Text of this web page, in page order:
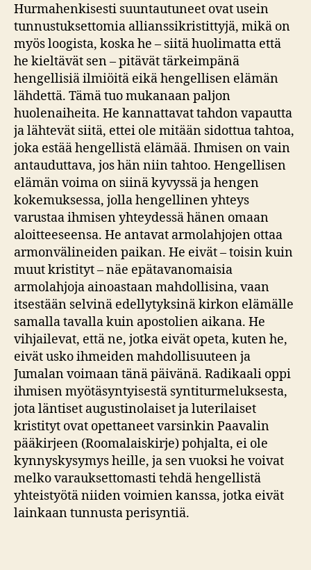
Hurmahenkisesti suuntautuneet ovat usein
tunnustuksettomia allianssikristittyjä, mikä on
myös loogista, koska he – siitä huolimatta että
he kieltävät sen – pitävät tärkeimpänä
hengellisiä ilmiöitä eikä hengellisen elämän
lähdettä. Tämä tuo mukanaan paljon
huolenaiheita. He kannattavat tahdon vapautta
ja lähtevät siitä, ettei ole mitään sidottua tahtoa,
joka estää hengellistä elämää. Ihmisen on vain
antauduttava, jos hän niin tahtoo. Hengellisen
elämän voima on siinä kyvyssä ja hengen
kokemuksessa, jolla hengellinen yhteys
varustaa ihmisen yhteydessä hänen omaan
aloitteeseensa. He antavat armolahjojen ottaa
armonvälineiden paikan. He eivät – toisin kuin
muut kristityt – näe epätavanomaisia
armolahjoja ainoastaan mahdollisina, vaan
itsestään selvinä edellytyksinä kirkon elämälle
samalla tavalla kuin apostolien aikana. He
vihjailevat, että ne, jotka eivät opeta, kuten he,
eivät usko ihmeiden mahdollisuuteen ja
Jumalan voimaan tänä päivänä. Radikaali oppi
ihmisen myötäsyntyisestä syntiturmeluksesta,
jota läntiset augustinolaiset ja luterilaiset
kristityt ovat opettaneet varsinkin Paavalin
pääkirjeen (Roomalaiskirje) pohjalta, ei ole
kynnyskysymys heille, ja sen vuoksi he voivat
melko varauksettomasti tehdä hengellistä
yhteistyötä niiden voimien kanssa, jotka eivät
lainkaan tunnusta perisyntiä.